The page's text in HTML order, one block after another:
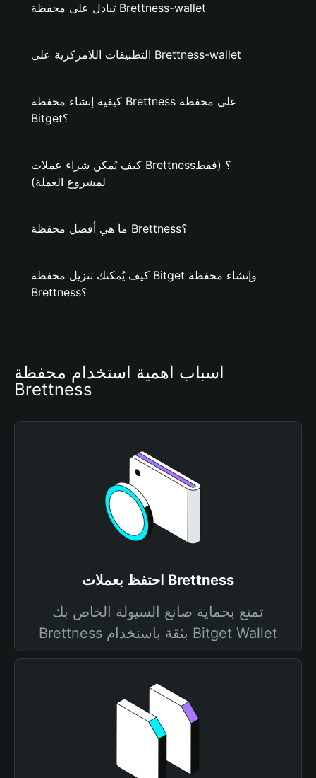
تبادل على محفظة Brettness-wallet
التطبيقات اللامركزية على Brettness-wallet
كيفية إنشاء محفظة Brettness على محفظة
Bitget؟
كيف يُمكن شراء عملات Brettness؟ (فقط
لمشروع العملة)
ما هي أفضل محفظة Brettness؟
كيف يُمكنك تنزيل محفظة Bitget وإنشاء محفظة
Brettness؟
أسباب أهمية استخدام محفظة
Brettness
احتفظ بعملات Brettness
تمتع بحماية صانع السيولة الخاص بك
Brettness بثقة باستخدام Bitget Wallet